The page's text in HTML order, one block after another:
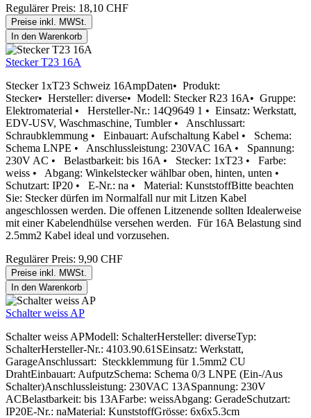
Regulärer Preis: 18,10 CHF
Preise inkl. MWSt.
In den Warenkorb
Stecker T23 16A
Stecker 1xT23 Schweiz 16AmpDaten• Produkt:
Stecker• Hersteller: diverse• Modell: Stecker R23 16A• Gruppe:
Elektromaterial • Hersteller-Nr.: 14Q9649 1 • Einsatz: Werkstatt,
EDV-USV, Waschmaschine, Tumbler • Anschlussart:
Schraubklemmung • Einbauart: Aufschaltung Kabel • Schema:
Schema LNPE • Anschlussleistung: 230VAC 16A • Spannung:
230V AC • Belastbarkeit: bis 16A • Stecker: 1xT23 • Farbe:
weiss • Abgang: Winkelstecker wählbar oben, hinten, unten •
Schutzart: IP20 • E-Nr.: na • Material: KunststoffBitte beachten
Sie: Stecker dürfen im Normalfall nur mit Litzen Kabel
angeschlossen werden. Die offenen Litzenende sollten Idealerweise
mit einer Kabelendhülse versehen werden. Für 16A Belastung sind
2.5mm2 Kabel ideal und vorzusehen.
Regulärer Preis: 9,90 CHF
Preise inkl. MWSt.
In den Warenkorb
Schalter weiss AP
Schalter weiss APModell: SchalterHersteller: diverseTyp:
SchalterHersteller-Nr.: 4103.90.61SEinsatz: Werkstatt,
GarageAnschlussart: Steckklemmung für 1.5mm2 CU
DrahtEinbauart: AufputzSchema: Schema 0/3 LNPE (Ein-/Aus
Schalter)Anschlussleistung: 230VAC 13ASpannung: 230V
ACBelastbarkeit: bis 13AFarbe: weissAbgang: GeradeSchutzart:
IP20E-Nr.: naMaterial: KunststoffGrösse: 6x6x5.3cm